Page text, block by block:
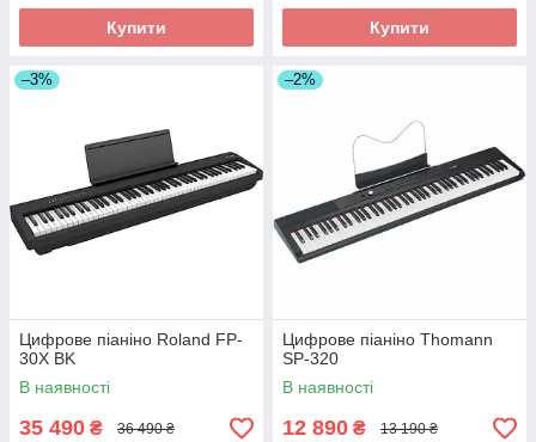
Купити Купити
–3%
Цифрове піаніно Roland FP-
30X BK
В наявності
35 490 ₴ 36 490 ₴
–2%
Цифрове піаніно Thomann
SP-320
В наявності
12 890 ₴ 13 190 ₴